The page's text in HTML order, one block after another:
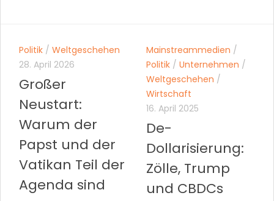
Politik / Weltgeschehen
28. April 2026
Großer
Neustart:
Warum der
Papst und der
Vatikan Teil der
Agenda sind
Mainstreammedien /
Politik / Unternehmen /
Weltgeschehen /
Wirtschaft
16. April 2025
De-
Dollarisierung:
Zölle, Trump
und CBDCs